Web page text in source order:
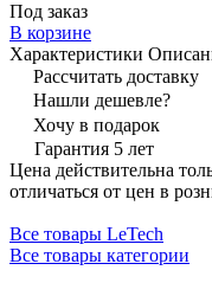
Под заказ
В корзине
Характеристики
Рассчитать доставку
Нашли дешевле?
Хочу в подарок
Гарантия 5 лет
Цена действительна
отличаться от цен в
Все товары LeTech
Все товары категории